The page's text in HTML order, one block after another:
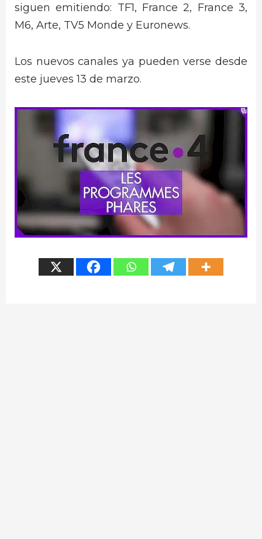
siguen emitiendo: TF1, France 2, France 3,
M6, Arte, TV5 Monde y Euronews.
Los nuevos canales ya pueden verse desde
este jueves 13 de marzo.